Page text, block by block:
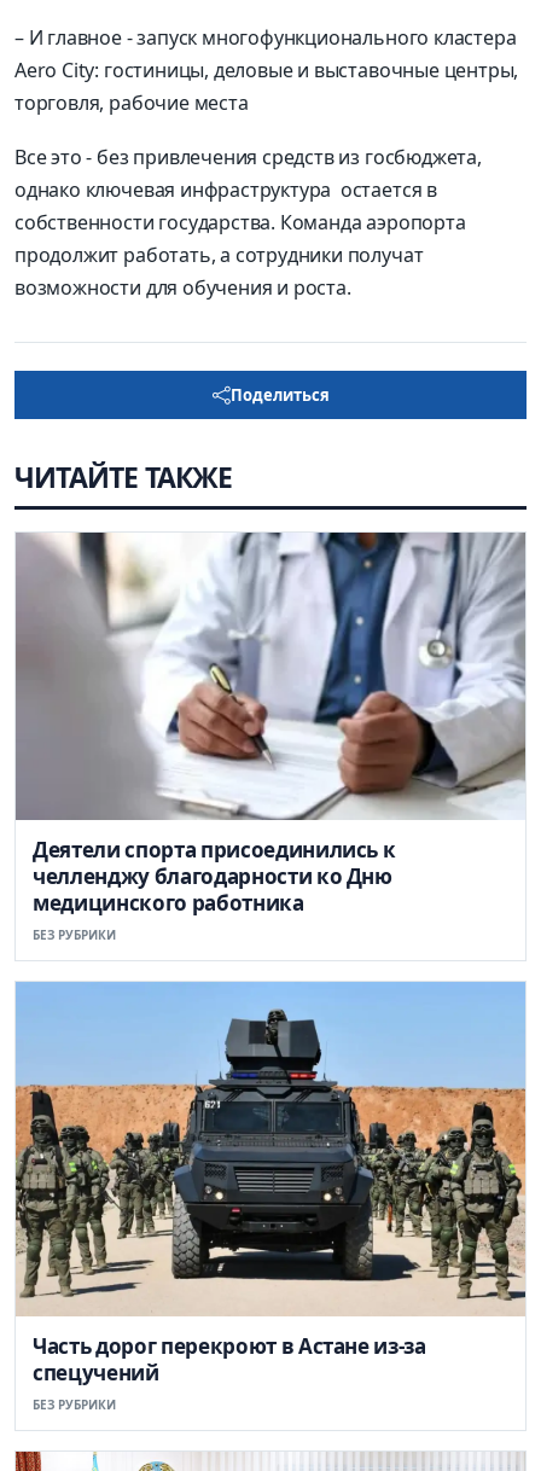
– И главное - запуск многофункционального кластера
Aero City: гостиницы, деловые и выставочные центры,
торговля, рабочие места
Все это - без привлечения средств из госбюджета,
однако ключевая инфраструктура остается в
собственности государства. Команда аэропорта
продолжит работать, а сотрудники получат
возможности для обучения и роста.
Поделиться
ЧИТАЙТЕ ТАКЖЕ
Деятели спорта присоединились к
челленджу благодарности ко Дню
медицинского работника
БЕЗ РУБРИКИ
Часть дорог перекроют в Астане из-за
спецучений
БЕЗ РУБРИКИ